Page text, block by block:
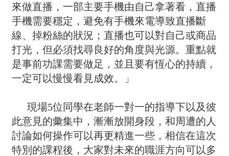
來做直播，一部主要手機由自己拿著看，直播
手機需要穩定，避免有手機來電導致直播斷
線、掉粉絲的狀況；直播也可以對自己或商品
打光，但必須找尋良好的角度與光源。重點就
是事前功課需要做足，並且要有恆心的持續，
一定可以慢慢看見成效。」
現場5位同學在老師一對一的指導下以及彼
此意見的彙集中，漸漸放開身段，和周遭的人
討論如何操作可以再更精進一些，相信在這次
特別的課程後，大家對未來的職涯方向可以多